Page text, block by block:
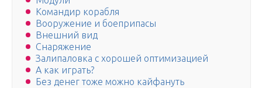
Командир корабля
Вооружение и боеприпасы
Внешний вид
Снаряжение
Залипаловка с хорошей оптимизацией
А как играть?
Без денег тоже можно кайфануть